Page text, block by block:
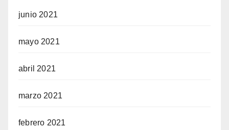
junio 2021
mayo 2021
abril 2021
marzo 2021
febrero 2021